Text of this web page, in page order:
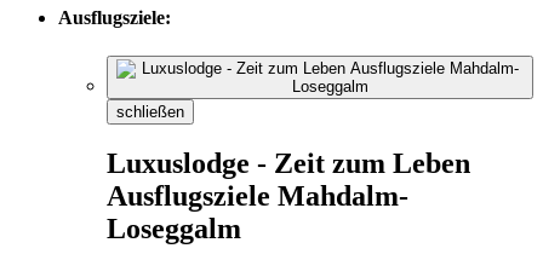
Ausflugsziele:
schließen
Luxuslodge - Zeit zum Leben
Ausflugsziele Mahdalm-
Loseggalm